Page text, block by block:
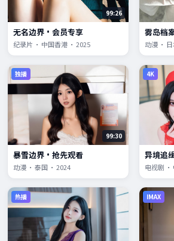
99:26
无名边界·会员专享
纪录片 · 中国香港 · 2025
雾岛档
动漫 ·
独播
99:30
暴雪边界·抢先观看
动漫 · 泰国 · 2024
4K
异境追
电视剧 ·
热播 IMAX